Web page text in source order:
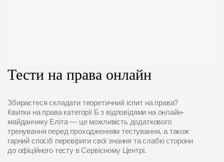
Тести на права онлайн
Збираєтеся складати теоретичний іспит на права?
Квитки на права категорії Б з відповідями на онлайн-
майданчику Еліта — це можливість додаткового
тренування перед проходженням тестування, а також
гарний спосіб перевірити свої знання та слабкі сторони
до офіційного тесту в Сервісному Центрі.